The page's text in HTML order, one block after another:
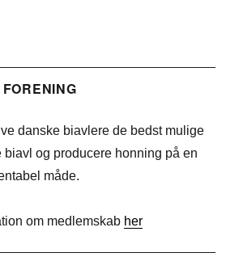
danske biavlere de bedst mulige
biavl og producere honning på en
måde.
om medlemskab her